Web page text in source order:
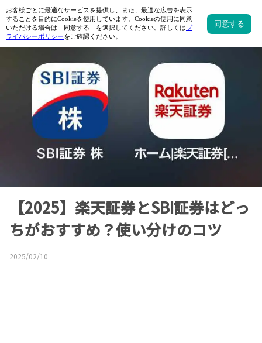
【2025】楽天証券とSBI証券はどっ
ちがおすすめ？使い分けのコツ
2025/02/10